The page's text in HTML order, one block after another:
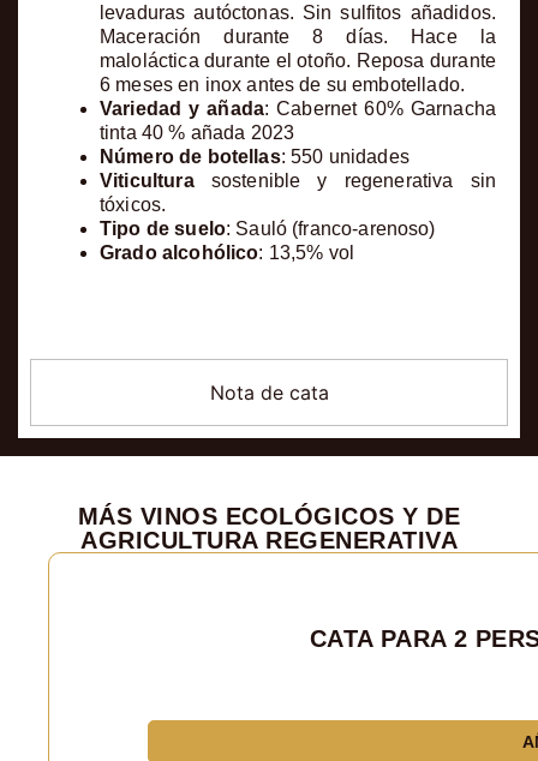
Nota de cata
levaduras autóctonas. Sin sulfitos añadidos.
Maceración durante 8 días. Hace la
maloláctica durante el otoño. Reposa durante
6 meses en inox antes de su embotellado.
Variedad y añada: Cabernet 60% Garnacha
tinta 40 % añada 2023
Número de botellas: 550 unidades
Viticultura sostenible y regenerativa sin
tóxicos.
Tipo de suelo: Sauló (franco-arenoso)
Grado alcohólico: 13,5% vol
MÁS VINOS ECOLÓGICOS Y DE
AGRICULTURA REGENERATIVA
CATA PARA 2